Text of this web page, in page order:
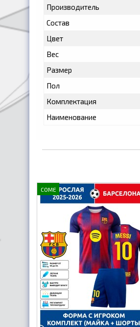
Производитель
Состав
Цвет
Вес
Размер
Пол
Комплектация
Наименование
COME